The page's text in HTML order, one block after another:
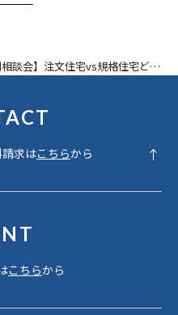
相談会】注文住宅vs規格住宅どっ
求はこちらから
こちらから